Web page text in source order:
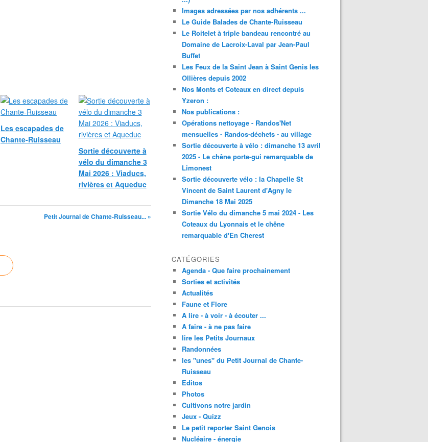
Les escapades de
Chante-Ruisseau
Sortie découverte à
vélo du dimanche 3
Mai 2026 : Viaducs,
rivières et Aqueduc
Petit Journal de Chante-Ruisseau... »
Images adressées par nos adhérents ...
Le Guide Balades de Chante-Ruisseau
Le Roitelet à triple bandeau rencontré au
Domaine de Lacroix-Laval par Jean-Paul
Buffet
Les Feux de la Saint Jean à Saint Genis les
Ollières depuis 2002
Nos Monts et Coteaux en direct depuis
Yzeron :
Nos publications :
Opérations nettoyage - Randos'Net
mensuelles - Randos-déchets - au village
Sortie découverte à vélo : dimanche 13 avril
2025 - Le chêne porte-gui remarquable de
Limonest
Sortie découverte vélo : la Chapelle St
Vincent de Saint Laurent d'Agny le
Dimanche 18 Mai 2025
Sortie Vélo du dimanche 5 mai 2024 - Les
Coteaux du Lyonnais et le chêne
remarquable d'En Cherest
CATÉGORIES
Agenda - Que faire prochainement
Sorties et activités
Actualités
Faune et Flore
A lire - à voir - à écouter ...
A faire - à ne pas faire
lire les Petits Journaux
Randonnées
les "unes" du Petit Journal de Chante-
Ruisseau
Editos
Photos
Cultivons notre jardin
Jeux - Quizz
Le petit reporter Saint Genois
Nucléaire - énergie